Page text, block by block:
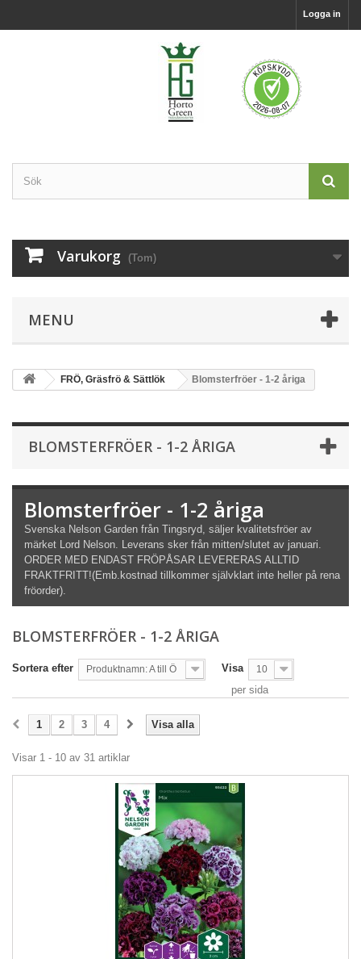
Logga in
Varukorg (Tom)
MENU
FRÖ, Gräsfrö & Sättlök Blomsterfröer - 1-2 åriga
BLOMSTERFRÖER - 1-2 ÅRIGA
Blomsterfröer - 1-2 åriga
Svenska Nelson Garden från Tingsryd, säljer kvalitetsfröer av
märket Lord Nelson. Leverans sker från mitten/slutet av januari.
ORDER MED ENDAST FRÖPÅSAR LEVERERAS ALLTID
FRAKTFRITT!(Emb.kostnad tillkommer självklart inte heller på rena
fröorder).
BLOMSTERFRÖER - 1-2 ÅRIGA
Sortera efter Produktnamn: A till Ö Visa 10
per sida
Visa alla
1 2 3 4
Visar 1 - 10 av 31 artiklar